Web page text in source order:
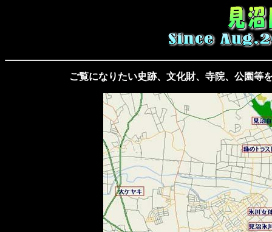
ご覧になりたい史跡、文化財、寺院、公園等